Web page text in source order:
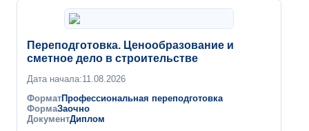
Переподготовка. Ценообразование и
сметное дело в строительстве
Дата начала:11.08.2026
ФорматПрофессиональная переподготовка
ФормаЗаочно
ДокументДиплом